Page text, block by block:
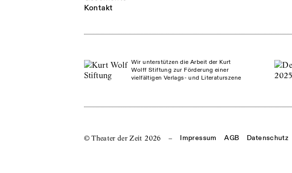
Kontakt
Wir unterstützen die Arbeit der Kurt
Wolff Stiftung zur Förderung einer
vielfältigen Verlags- und Literaturszene
© Theater der Zeit2026 – Impressum AGB Datenschutz